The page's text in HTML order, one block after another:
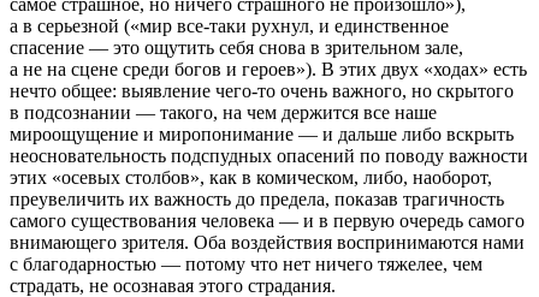
а в серьезной («мир все-таки рухнул, и единственное
спасение — это ощутить себя снова в зрительном зале,
а не на сцене среди богов и героев»). В этих двух «ходах» есть
нечто общее: выявление чего-то очень важного, но скрытого
в подсознании — такого, на чем держится все наше
мироощущение и миропонимание — и дальше либо вскрыть
неосновательность подспудных опасений по поводу важности
этих «осевых столбов», как в комическом, либо, наоборот,
преувеличить их важность до предела, показав трагичность
самого существования человека — и в первую очередь самого
внимающего зрителя. Оба воздействия воспринимаются нами
с благодарностью — потому что нет ничего тяжелее, чем
страдать, не осознавая этого страдания.